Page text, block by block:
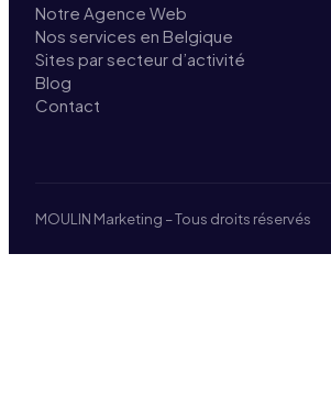
Notre Agence Web
Nos services en Belgique
Sites par secteur d’activité
Blog
Contact
MOULIN Marketing – Tous droits réservés